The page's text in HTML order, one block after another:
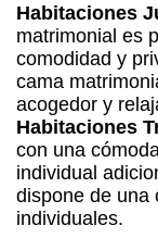
Habitaciones
matrimonial es
comodidad y
cama
acogedor y
Habitaciones
con una
individual
dispone de una
individuales.